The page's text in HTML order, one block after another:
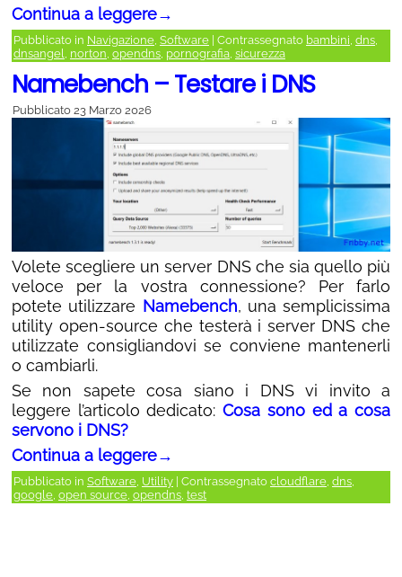
Continua a leggere→
Pubblicato in Navigazione, Software Contrassegnato bambini, dns,
dnsangel, norton, opendns, pornografia, sicurezza
Namebench – Testare i DNS
Pubblicato 23 Marzo 2026
Volete scegliere un server DNS che sia quello più
veloce per la vostra connessione? Per farlo
potete utilizzare Namebench, una semplicissima
utility open-source che testerà i server DNS che
utilizzate consigliandovi se conviene mantenerli
o cambiarli.
Se non sapete cosa siano i DNS vi invito a
leggere l’articolo dedicato:Cosa sono ed a cosa
servono i DNS?
Continua a leggere→
Pubblicato in Software, Utility Contrassegnato cloudflare, dns,
google, open source, opendns, test